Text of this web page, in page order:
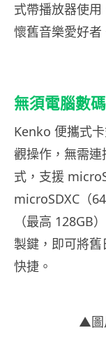
式帶播放器使
懷舊音樂愛好者
無須電腦數
Kenko 便攜式
觀操作，無需
式，支援
microSDXC（
（最高 128GB
製鍵，即可將
快捷。
▲圖